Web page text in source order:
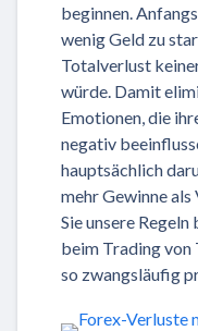
beginnen.
wenig Geld zu
Totalverlust
würde. Damit
Emotionen, die
negativ
hauptsächlich
mehr Gewinne als
Sie unsere
beim Trading von
so zwangsläufig
Forex-Verluste